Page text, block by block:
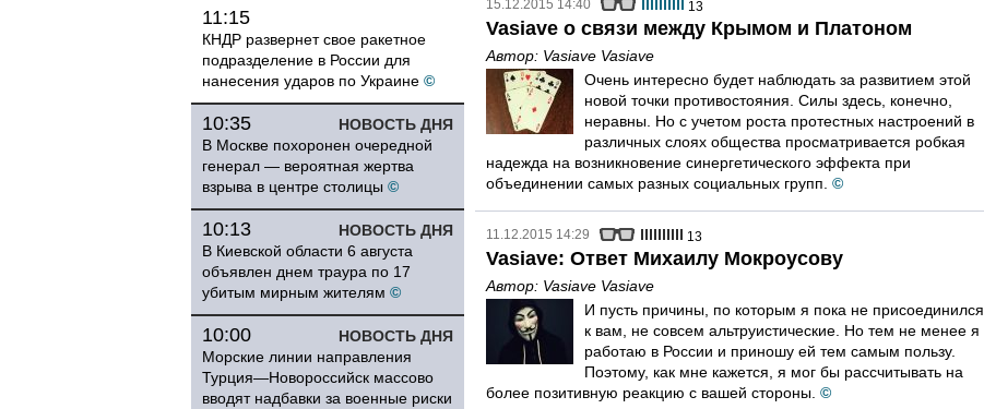
11:15
КНДР развернет свое ракетное
подразделение в России для
нанесения ударов по Украине ©
НОВОСТЬ ДНЯ
10:35
В Москве похоронен очередной
генерал — вероятная жертва
взрыва в центре столицы ©
НОВОСТЬ ДНЯ
10:13
В Киевской области 6 августа
объявлен днем траура по 17
убитым мирным жителям ©
НОВОСТЬ ДНЯ
10:00
Морские линии направления
Турция—Новороссийск массово
вводят надбавки за военные риски
15.12.2015 14:40 13
Vasiave о связи между Крымом и Платоном
Автор: Vasiave Vasiave
Очень интересно будет наблюдать за развитием этой
новой точки противостояния. Силы здесь, конечно,
неравны. Но с учетом роста протестных настроений в
различных слоях общества просматривается робкая
надежда на возникновение синергетического эффекта при
объединении самых разных социальных групп. ©
11.12.2015 14:29 13
Vasiave: Ответ Михаилу Мокроусову
Автор: Vasiave Vasiave
И пусть причины, по которым я пока не присоединился
к вам, не совсем альтруистические. Но тем не менее я
работаю в России и приношу ей тем самым пользу.
Поэтому, как мне кажется, я мог бы рассчитывать на
более позитивную реакцию с вашей стороны. ©